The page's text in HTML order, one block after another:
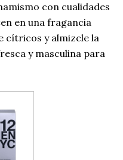
con cualidades
en una fragancia
cítricos y almizcle la
y masculina para